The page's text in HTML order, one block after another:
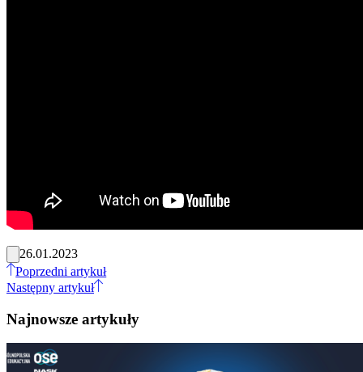
26.01.2023
Poprzedni artykuł
Następny artykuł
Najnowsze artykuły